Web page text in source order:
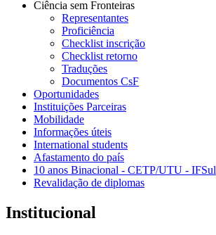
Ciência sem Fronteiras
Representantes
Proficiência
Checklist inscrição
Checklist retorno
Traduções
Documentos CsF
Oportunidades
Instituições Parceiras
Mobilidade
Informações úteis
International students
Afastamento do país
10 anos Binacional - CETP/UTU - IFSul
Revalidação de diplomas
Institucional